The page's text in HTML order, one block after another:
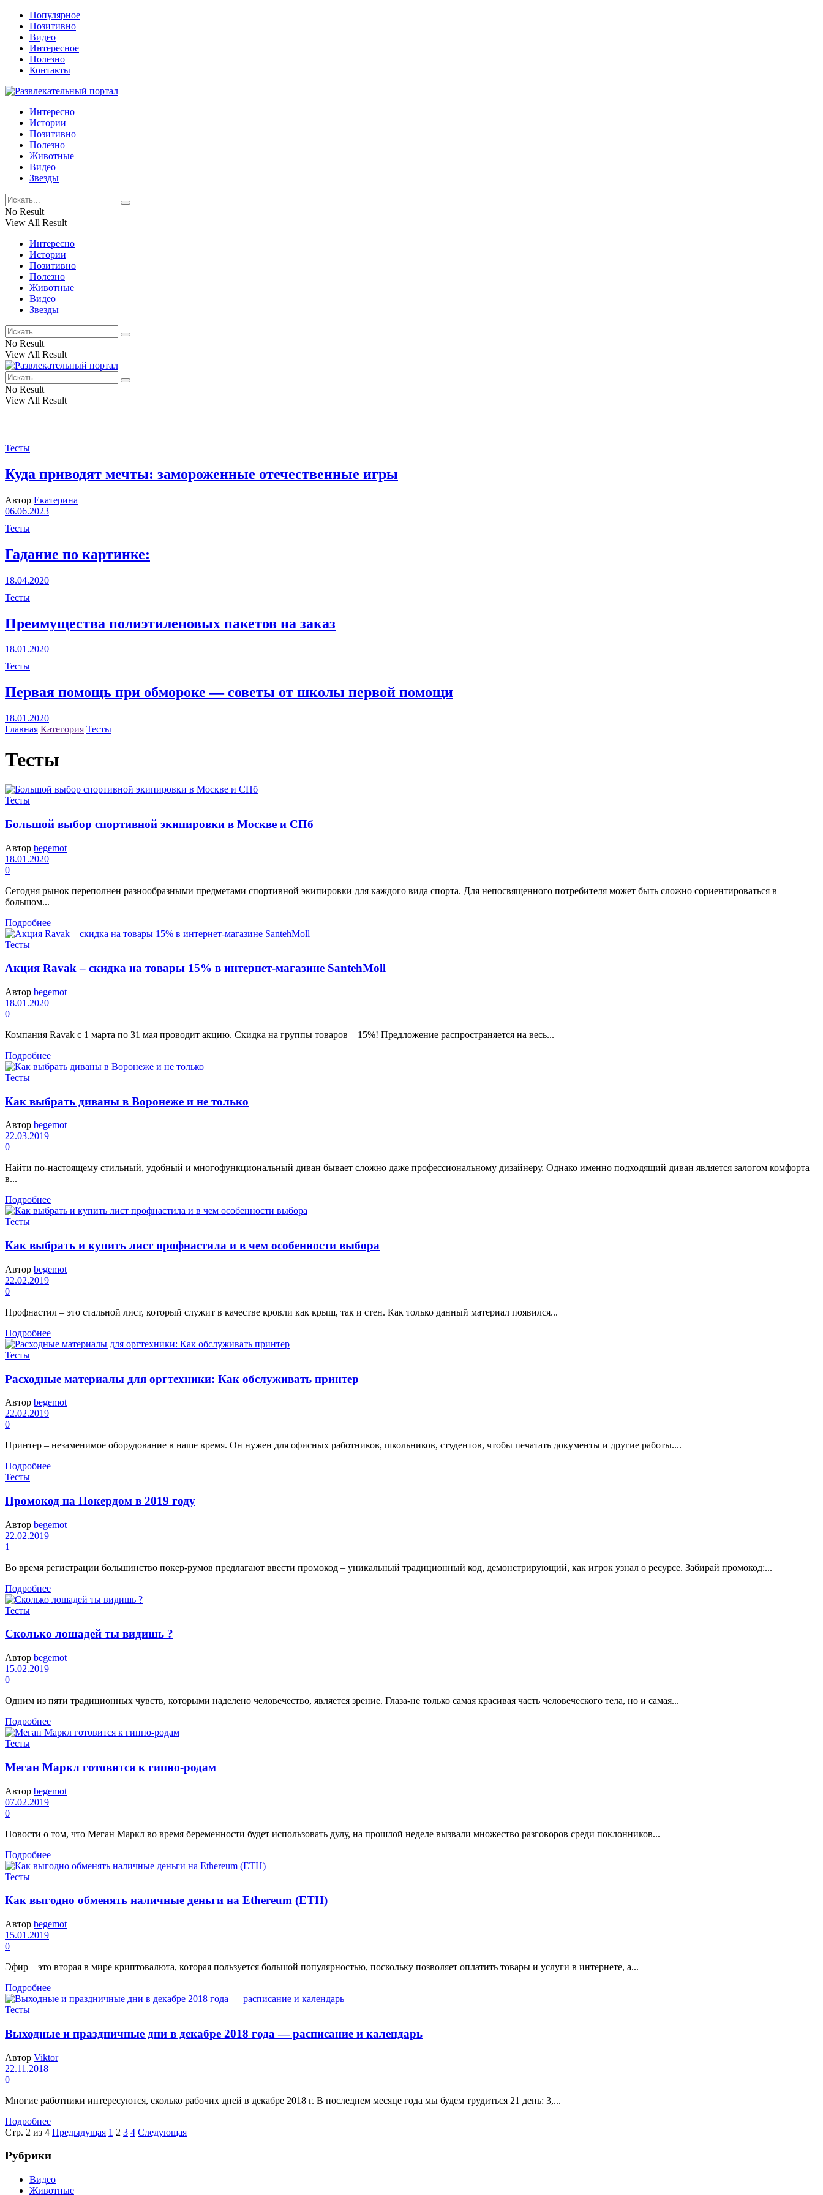
Популярное
Позитивно
Видео
Интересное
Полезно
Контакты
Интересно
Истории
Позитивно
Полезно
Животные
Видео
Звезды
No Result
View All Result
Интересно
Истории
Позитивно
Полезно
Животные
Видео
Звезды
No Result
View All Result
No Result
View All Result
Тесты
Куда приводят мечты: замороженные отечественные игры
Автор Екатерина
06.06.2023
Тесты
Гадание по картинке:
18.04.2020
Тесты
Преимущества полиэтиленовых пакетов на заказ
18.01.2020
Тесты
Первая помощь при обмороке — советы от школы первой помощи
18.01.2020
Главная Категория Тесты
Тесты
Тесты
Большой выбор спортивной экипировки в Москве и СПб
Автор begemot
18.01.2020
0
Сегодня рынок переполнен разнообразными предметами спортивной экипировки для каждого вида спорта. Для непосвященного потребителя может быть сложно сориентироваться в
большом...
Подробнее
Тесты
Акция Ravak – скидка на товары 15% в интернет-магазине SantehMoll
Автор begemot
18.01.2020
0
Компания Ravak с 1 марта по 31 мая проводит акцию. Скидка на группы товаров – 15%! Предложение распространяется на весь...
Подробнее
Тесты
Как выбрать диваны в Воронеже и не только
Автор begemot
22.03.2019
0
Найти по-настоящему стильный, удобный и многофункциональный диван бывает сложно даже профессиональному дизайнеру. Однако именно подходящий диван является залогом комфорта
в...
Подробнее
Тесты
Как выбрать и купить лист профнастила и в чем особенности выбора
Автор begemot
22.02.2019
0
Профнастил – это стальной лист, который служит в качестве кровли как крыш, так и стен. Как только данный материал появился...
Подробнее
Тесты
Расходные материалы для оргтехники: Как обслуживать принтер
Автор begemot
22.02.2019
0
Принтер – незаменимое оборудование в наше время. Он нужен для офисных работников, школьников, студентов, чтобы печатать документы и другие работы....
Подробнее
Тесты
Промокод на Покердом в 2019 году
Автор begemot
22.02.2019
1
Во время регистрации большинство покер-румов предлагают ввести промокод – уникальный традиционный код, демонстрирующий, как игрок узнал о ресурсе. Забирай промокод:...
Подробнее
Тесты
Сколько лошадей ты видишь ?
Автор begemot
15.02.2019
0
Одним из пяти традиционных чувств, которыми наделено человечество, является зрение. Глаза-не только самая красивая часть человеческого тела, но и самая...
Подробнее
Тесты
Меган Маркл готовится к гипно-родам
Автор begemot
07.02.2019
0
Новости о том, что Меган Маркл во время беременности будет использовать дулу, на прошлой неделе вызвали множество разговоров среди поклонников...
Подробнее
Тесты
Как выгодно обменять наличные деньги на Ethereum (ETH)
Автор begemot
15.01.2019
0
Эфир – это вторая в мире криптовалюта, которая пользуется большой популярностью, поскольку позволяет оплатить товары и услуги в интернете, а...
Подробнее
Тесты
Выходные и праздничные дни в декабре 2018 года — расписание и календарь
Автор Viktor
22.11.2018
0
Многие работники интересуются, сколько рабочих дней в декабре 2018 г. В последнем месяце года мы будем трудиться 21 день: 3,...
Подробнее
Стр. 2 из 4 Предыдущая 1 2 3 4 Следующая
Рубрики
Видео
Животные